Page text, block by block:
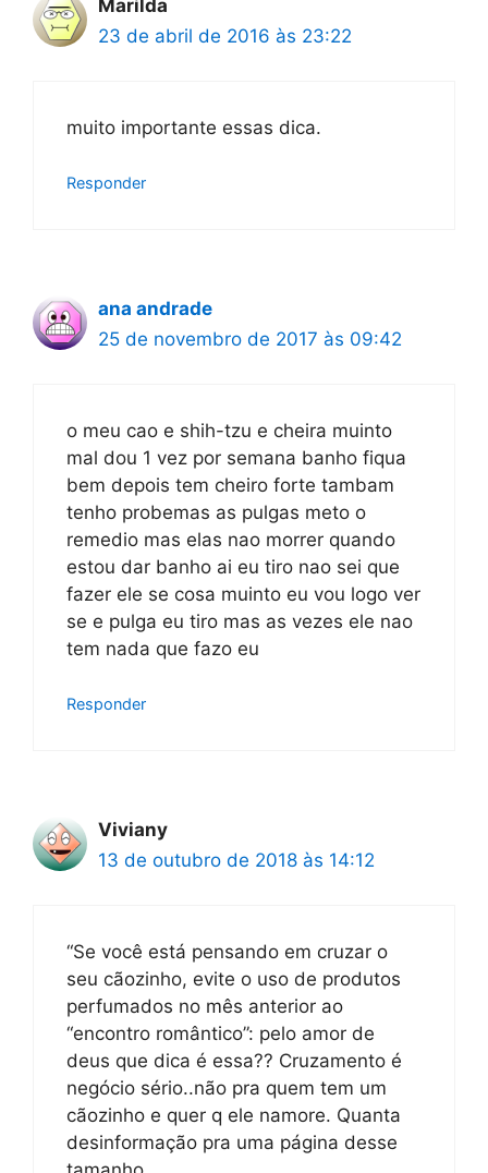
Marilda
23 de abril de 2016 às 23:22
muito importante essas dica.
Responder
ana andrade
25 de novembro de 2017 às 09:42
o meu cao e shih-tzu e cheira muinto
mal dou 1 vez por semana banho fiqua
bem depois tem cheiro forte tambam
tenho probemas as pulgas meto o
remedio mas elas nao morrer quando
estou dar banho ai eu tiro nao sei que
fazer ele se cosa muinto eu vou logo ver
se e pulga eu tiro mas as vezes ele nao
tem nada que fazo eu
Responder
Viviany
13 de outubro de 2018 às 14:12
“Se você está pensando em cruzar o
seu cãozinho, evite o uso de produtos
perfumados no mês anterior ao
“encontro romântico”: pelo amor de
deus que dica é essa?? Cruzamento é
negócio sério..não pra quem tem um
cãozinho e quer q ele namore. Quanta
desinformação pra uma página desse